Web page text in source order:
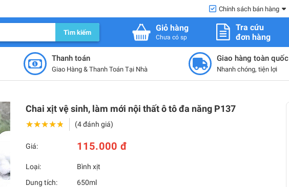
Chính sách bán hàng
Tìm kiếm Giỏ hàng
Chưa có sp
Tra cứu
đơn hàng
Thanh toán
Giao Hàng & Thanh Toán Tại Nhà
Giao hàng toàn quốc
Nhanh chóng, tiện lợi
Chai xịt vệ sinh, làm mới nội thất ô tô đa năng P137
★★★★★
★★★★★ (4 đánh giá)
Giá: 115.000 đ
Loại:
Bình xịt
Dung tích:
650ml